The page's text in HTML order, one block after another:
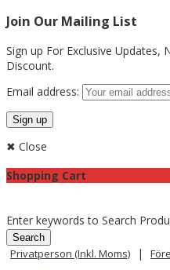
Join Our Mailing List
Sign up For Exclusive Updates,
Discount.
Email address:
✖ Close
Shopping Cart
Enter keywords to Search
Privatperson (inkl. Moms) |